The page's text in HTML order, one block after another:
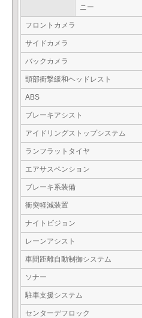
ニー
フロントカメラ
サイドカメラ
バックカメラ
頸部衝撃緩和ヘッドレスト
ABS
ブレーキアシスト
アイドリングストップシステム
ランフラットタイヤ
エアサスペンション
ブレーキ系装備
衝突軽減装置
ナイトビジョン
レーンアシスト
車間距離自動制御システム
ソナー
駐車支援システム
センターデフロック